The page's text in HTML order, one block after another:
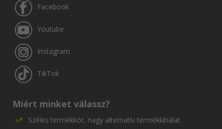
Facebook
Youtube
Instagram
TikTok
Miért minket válassz?
Széles termékkör, nagy alternatív termékkínálat